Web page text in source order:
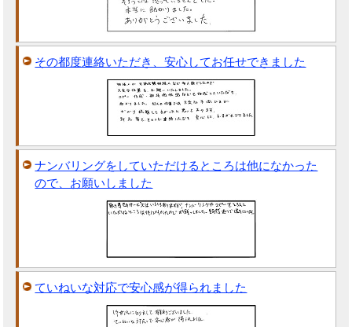
その都度連絡いただき、安心してお任せできました
ナンバリングをしていただけるところは他になかった
ので、お願いしました
ていねいな対応で安心感が得られました